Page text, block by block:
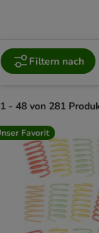
Filtern nach
1 - 48 von 281
product items have
Favorit